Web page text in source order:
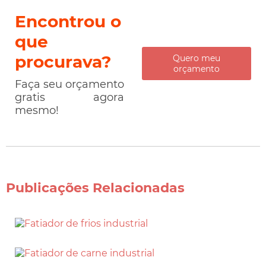
Encontrou o
que
procurava?
Faça seu orçamento
gratis agora
mesmo!
Quero meu
orçamento
Publicações Relacionadas